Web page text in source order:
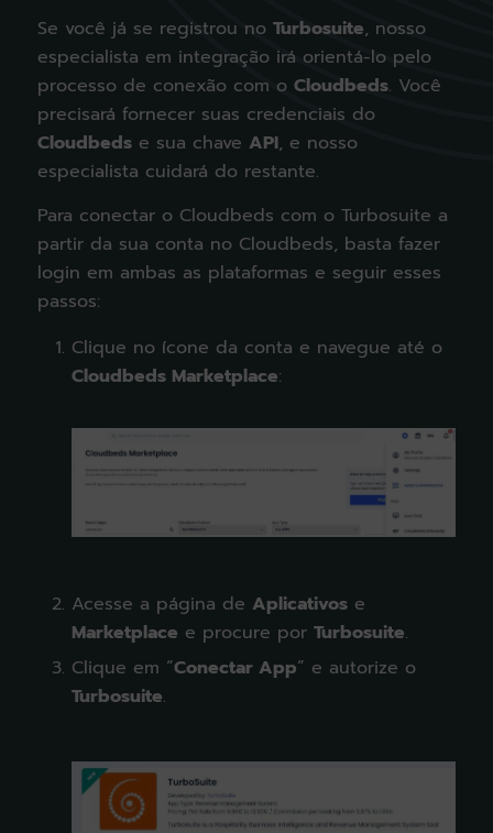
Se você já se registrou no Turbosuite, nosso
especialista em integração irá orientá-lo pelo
processo de conexão com o Cloudbeds. Você
precisará fornecer suas credenciais do
Cloudbeds e sua chave API, e nosso
especialista cuidará do restante.
Para conectar o Cloudbeds com o Turbosuite a
partir da sua conta no Cloudbeds, basta fazer
login em ambas as plataformas e seguir esses
passos:
Clique no ícone da conta e navegue até o
Cloudbeds Marketplace:
Acesse a página de Aplicativos e
Marketplace e procure por Turbosuite.
Clique em “Conectar App” e autorize o
Turbosuite.